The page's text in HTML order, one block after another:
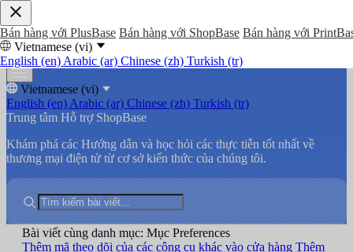
Bán hàng với PlusBase Bán hàng với ShopBase Bán hàng với
Vietnamese (vi)
English (en) Arabic (ar) Chinese (zh) Turkish (tr)
Vietnamese (vi)
English (en) Arabic (ar) Chinese (zh) Turkish (tr)
Trung tâm Hỗ trợ ShopBase
Khám phá các Hướng dẫn và học hỏi các thực tiễn tốt nhất về
thương mại điện tử từ cơ sở kiến thức của chúng tôi.
Bài viết cùng danh mục: Mục Preferences
Thêm mã theo dõi của các công cụ khác vào cửa hàng Thêm